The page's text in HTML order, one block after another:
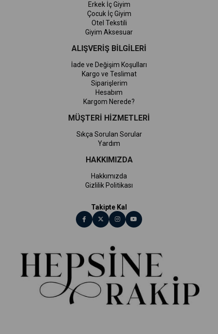
Erkek İç Giyim
Çocuk İç Giyim
Otel Tekstili
Giyim Aksesuar
ALIŞVERİŞ BİLGİLERİ
İade ve Değişim Koşulları
Kargo ve Teslimat
Siparişlerim
Hesabım
Kargom Nerede?
MÜŞTERİ HİZMETLERİ
Sıkça Sorulan Sorular
Yardım
HAKKIMIZDA
Hakkımızda
Gizlilik Politikası
Takipte Kal